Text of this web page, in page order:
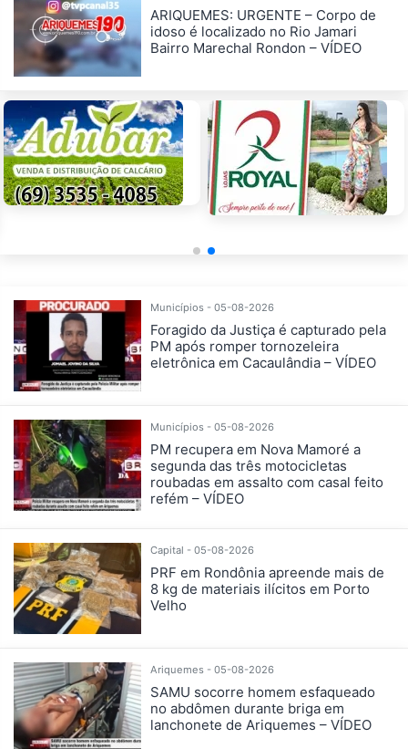
ARIQUEMES: URGENTE – Corpo de
idoso é localizado no Rio Jamari
Bairro Marechal Rondon – VÍDEO
Municípios - 05-08-2026
Foragido da Justiça é capturado pela
PM após romper tornozeleira
eletrônica em Cacaulândia – VÍDEO
Municípios - 05-08-2026
PM recupera em Nova Mamoré a
segunda das três motocicletas
roubadas em assalto com casal feito
refém – VÍDEO
Capital - 05-08-2026
PRF em Rondônia apreende mais de
8 kg de materiais ilícitos em Porto
Velho
Ariquemes - 05-08-2026
SAMU socorre homem esfaqueado
no abdômen durante briga em
lanchonete de Ariquemes – VÍDEO